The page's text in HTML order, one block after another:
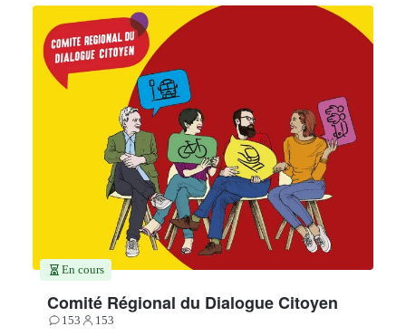
En cours
Comité Régional du Dialogue Citoyen
153
Contributions
153
Participants